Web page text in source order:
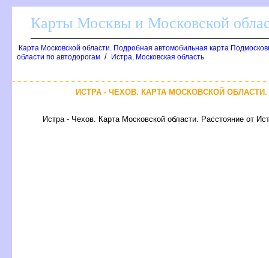
Карты Москвы и Московской
Карта Московской области. Подробная автомобильная карта
области по автодорогам / Истра, Московская область
ИСТРА - ЧЕХОВ. КАРТА МОСКОВСКОЙ
Истра - Чехов. Карта Московской области. Расстояние от